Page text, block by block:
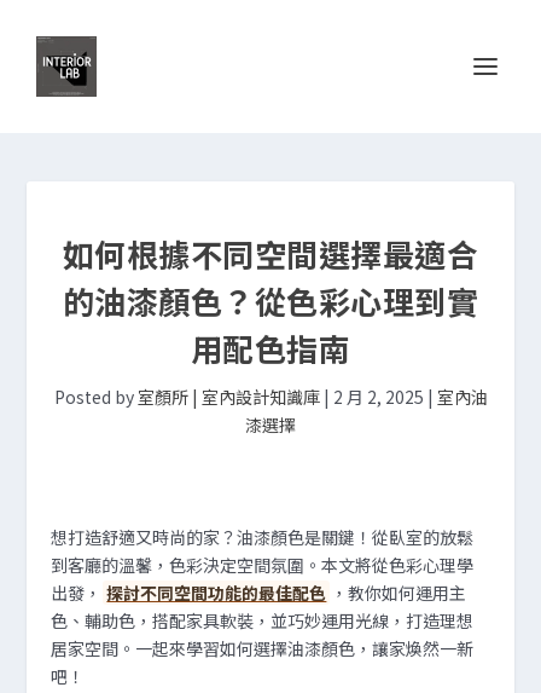
如何根據不同空間選擇最適合
的油漆顏色？從色彩心理到實
用配色指南
Posted by 室顏所 | 室內設計知識庫| 2 月 2, 2025 | 室內油
漆選擇
想打造舒適又時尚的家？油漆顏色是關鍵！從臥室的放鬆
到客廳的溫馨，色彩決定空間氛圍。本文將從色彩心理學
出發， 探討不同空間功能的最佳配色 ，教你如何運用主
色、輔助色，搭配家具軟裝，並巧妙運用光線，打造理想
居家空間。一起來學習如何選擇油漆顏色，讓家煥然一新
吧！